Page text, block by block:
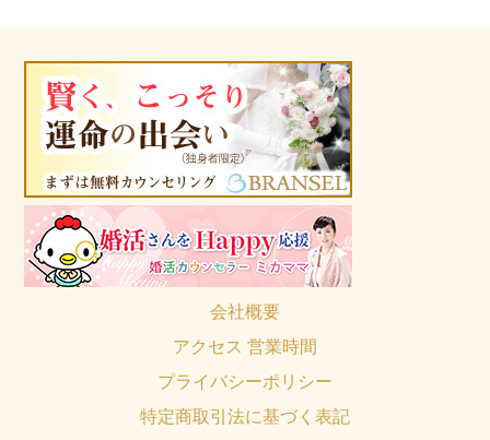
会社概要
アクセス 営業時間
プライバシーポリシー
特定商取引法に基づく表記